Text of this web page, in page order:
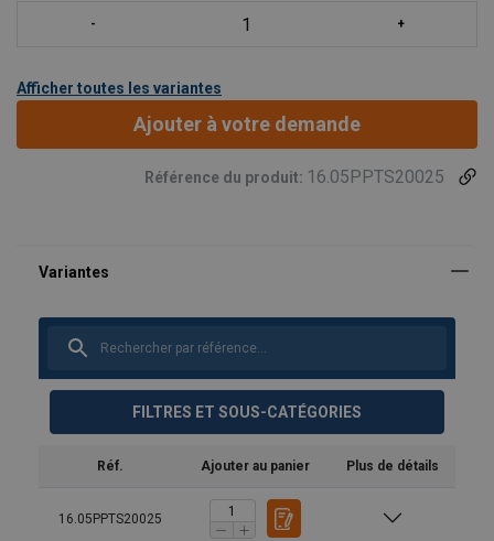
Afficher toutes les variantes
Ajouter à votre demande
Référence du produit: 16.05PPTS20025
FILTRES ET SOUS-CATÉGORIES
Réf. Ajouter au panier Plus de détails
16.05PPTS20025